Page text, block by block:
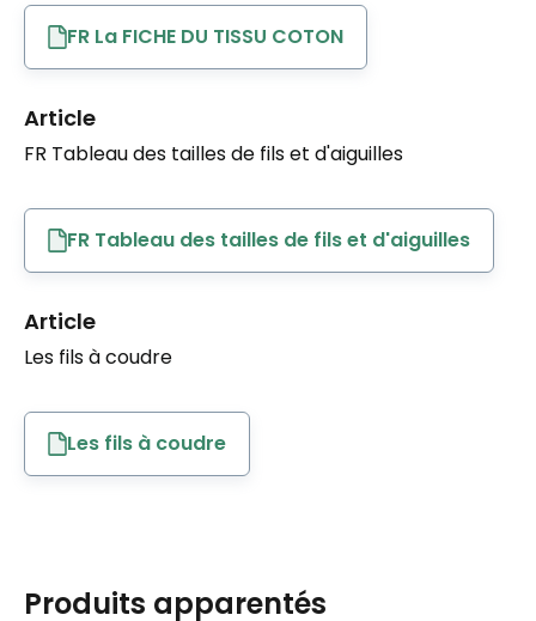
FR La FICHE DU TISSU COTON
Article
FR Tableau des tailles de fils et d'aiguilles
FR Tableau des tailles de fils et d'aiguilles
Article
Les fils à coudre
Les fils à coudre
Produits apparentés